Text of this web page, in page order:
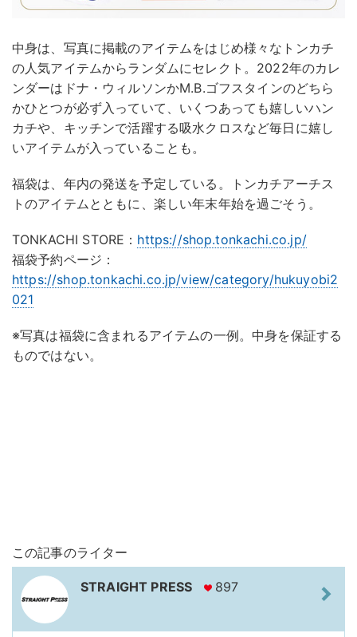
中身は、写真に掲載のアイテムをはじめ様々なトンカチ
の人気アイテムからランダムにセレクト。2022年のカレ
ンダーはドナ・ウィルソンかM.B.ゴフスタインのどちら
かひとつが必ず入っていて、いくつあっても嬉しいハン
カチや、キッチンで活躍する吸水クロスなど毎日に嬉し
いアイテムが入っていることも。
福袋は、年内の発送を予定している。トンカチアーチス
トのアイテムとともに、楽しい年末年始を過ごそう。
TONKACHI STORE： https://shop.tonkachi.co.jp/
福袋予約ページ：
https://shop.tonkachi.co.jp/view/category/hukuyobi2
021
※写真は福袋に含まれるアイテムの一例。中身を保証する
ものではない。
この記事のライター
STRAIGHT PRESS 897